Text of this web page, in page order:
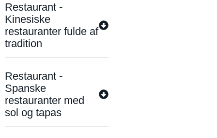
Restaurant -
Kinesiske
restauranter fulde af
tradition
Restaurant -
Spanske
restauranter med
sol og tapas